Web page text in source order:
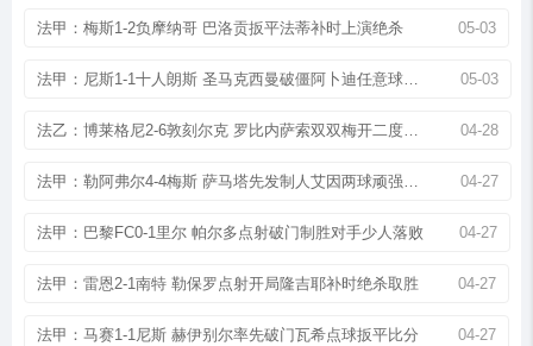
法甲：梅斯1-2负摩纳哥 巴洛贡扳平法蒂补时上演绝杀 05-03
法甲：尼斯1-1十人朗斯 圣马克西曼破僵阿卜迪任意球扳平 05-03
法乙：博莱格尼2-6敦刻尔克 罗比内萨索双双梅开二度大胜 04-28
法甲：勒阿弗尔4-4梅斯 萨马塔先发制人艾因两球顽强扳平 04-27
法甲：巴黎FC0-1里尔 帕尔多点射破门制胜对手少人落败 04-27
法甲：雷恩2-1南特 勒保罗点射开局隆吉耶补时绝杀取胜 04-27
法甲：马赛1-1尼斯 赫伊别尔率先破门瓦希点球扳平比分 04-27